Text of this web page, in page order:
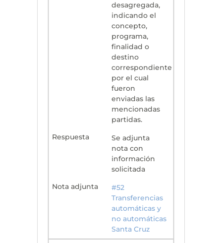
desagregada,
indicando el
concepto,
programa,
finalidad o
destino
correspondiente
por el cual
fueron
enviadas las
mencionadas
partidas.
Se adjunta
nota con
información
solicitada
#52
Transferencias
automáticas y
no automáticas
Santa Cruz